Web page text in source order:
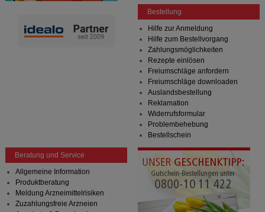
Bestellung
Hilfe zur Anmeldung
Hilfe zum Bestellvorgang
Zahlungsmöglichkeiten
Rezepte einlösen
Freiumschläge anfordern
Freiumschläge downloaden
Auslandsbestellung
Reklamation
Widerrufsformular
Problembehebung
Bestellschein
Beratung und Service
Allgemeine Information
Produktberatung
Meldung Arzneimittelrisiken
Zuzahlungsfreie Arzneien